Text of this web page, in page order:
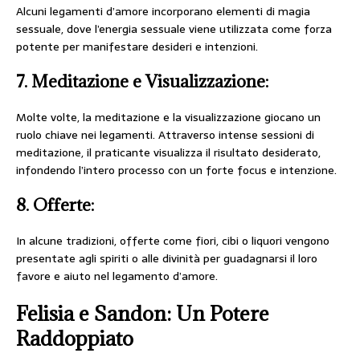
Alcuni legamenti d’amore incorporano elementi di magia
sessuale, dove l’energia sessuale viene utilizzata come forza
potente per manifestare desideri e intenzioni.
7. Meditazione e Visualizzazione:
Molte volte, la meditazione e la visualizzazione giocano un
ruolo chiave nei legamenti. Attraverso intense sessioni di
meditazione, il praticante visualizza il risultato desiderato,
infondendo l’intero processo con un forte focus e intenzione.
8. Offerte:
In alcune tradizioni, offerte come fiori, cibi o liquori vengono
presentate agli spiriti o alle divinità per guadagnarsi il loro
favore e aiuto nel legamento d’amore.
Felisia e Sandon: Un Potere
Raddoppiato